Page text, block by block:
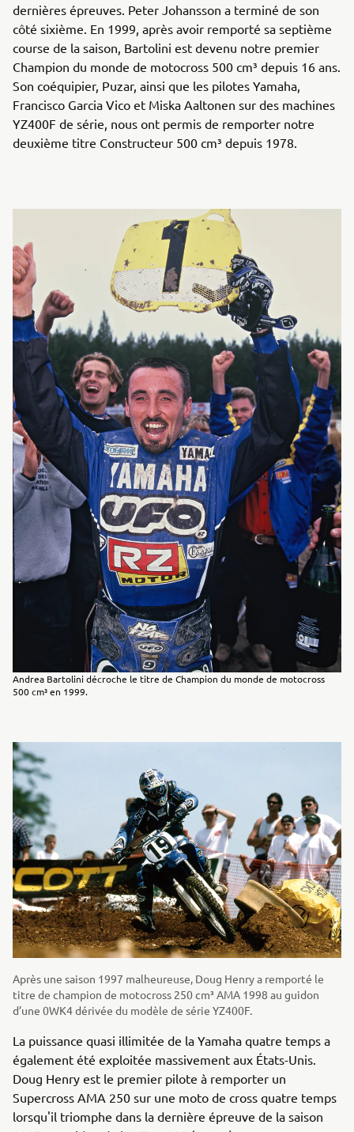
dernières épreuves. Peter Johansson a terminé de son
côté sixième. En 1999, après avoir remporté sa septième
course de la saison, Bartolini est devenu notre premier
Champion du monde de motocross 500 cm³ depuis 16 ans.
Son coéquipier, Puzar, ainsi que les pilotes Yamaha,
Francisco Garcia Vico et Miska Aaltonen sur des machines
YZ400F de série, nous ont permis de remporter notre
deuxième titre Constructeur 500 cm³ depuis 1978.
Andrea Bartolini décroche le titre de Champion du monde de motocross
500 cm³ en 1999.
Après une saison 1997 malheureuse, Doug Henry a remporté le
titre de champion de motocross 250 cm³ AMA 1998 au guidon
d’une 0WK4 dérivée du modèle de série YZ400F.
La puissance quasi illimitée de la Yamaha quatre temps a
également été exploitée massivement aux États-Unis.
Doug Henry est le premier pilote à remporter un
Supercross AMA 250 sur une moto de cross quatre temps
lorsqu'il triomphe dans la dernière épreuve de la saison